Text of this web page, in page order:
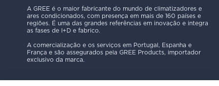
A GREE é o maior fabricante do mundo de climatizadores e
ares condicionados, com presença em mais de 160 países e
regiões. É uma das grandes referências em inovação e integra
as fases de I+D e fabrico.
A comercialização e os serviços em Portugal, Espanha e
França e são assegurados pela GREE Products, importador
exclusivo da marca.